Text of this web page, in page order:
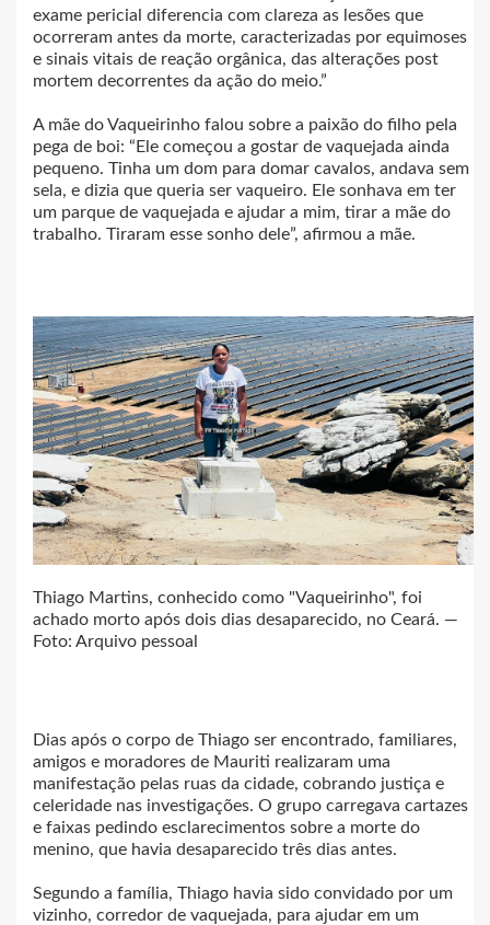
exame pericial diferencia com clareza as lesões que
ocorreram antes da morte, caracterizadas por equimoses
e sinais vitais de reação orgânica, das alterações post
mortem decorrentes da ação do meio.”
A mãe do Vaqueirinho falou sobre a paixão do filho pela
pega de boi: “Ele começou a gostar de vaquejada ainda
pequeno. Tinha um dom para domar cavalos, andava sem
sela, e dizia que queria ser vaqueiro. Ele sonhava em ter
um parque de vaquejada e ajudar a mim, tirar a mãe do
trabalho. Tiraram esse sonho dele”, afirmou a mãe.
Thiago Martins, conhecido como "Vaqueirinho", foi
achado morto após dois dias desaparecido, no Ceará. —
Foto: Arquivo pessoal
Dias após o corpo de Thiago ser encontrado, familiares,
amigos e moradores de Mauriti realizaram uma
manifestação pelas ruas da cidade, cobrando justiça e
celeridade nas investigações. O grupo carregava cartazes
e faixas pedindo esclarecimentos sobre a morte do
menino, que havia desaparecido três dias antes.
Segundo a família, Thiago havia sido convidado por um
vizinho, corredor de vaquejada, para ajudar em um